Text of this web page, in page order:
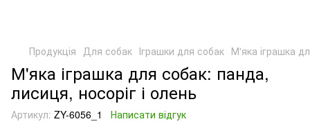
Продукція Для собак Іграшки для собак М'яка іграшка
М'яка іграшка для собак: панда,
лисиця, носоріг і олень
Артикул: ZY-6056_1 Написати відгук